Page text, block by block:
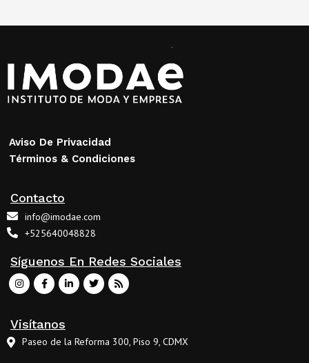
Aviso De Privacidad
Términos & Condiciones
Contacto
info@imodae.com
+525640048828
Síguenos En Redes Sociales
Visítanos
Paseo de la Reforma 300, Piso 9, CDMX